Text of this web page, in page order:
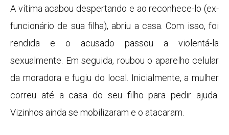
A vítima acabou despertando e ao reconhece-lo (ex-
funcionário de sua filha), abriu a casa. Com isso, foi
rendida e o acusado passou a violentá-la
sexualmente. Em seguida, roubou o aparelho celular
da moradora e fugiu do local. Inicialmente, a mulher
correu até a casa do seu filho para pedir ajuda.
Vizinhos ainda se mobilizaram e o atacaram.